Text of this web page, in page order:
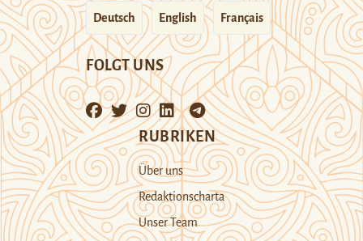
Deutsch English Français
FOLGT UNS
RUBRIKEN
Über uns
Redaktionscharta
Unser Team